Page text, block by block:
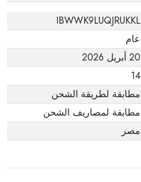
IBWWK9LUQJRUKKL
عام
20 أبريل 2026
14
مطابقة لطريقة الشحن
مطابقة لمصاريف الشحن
مصر